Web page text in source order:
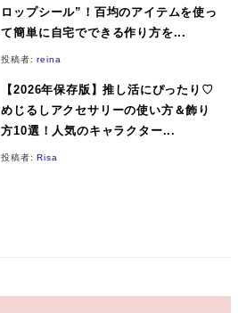
ロップシール”！百均のアイテムを使っ
て簡単に自宅でできる作り方を...
投稿者:reina
【2026年保存版】推し活にぴったり♡
めじるしアクセサリーの使い方＆飾り
方10選！人気のキャラクター...
投稿者: Risa